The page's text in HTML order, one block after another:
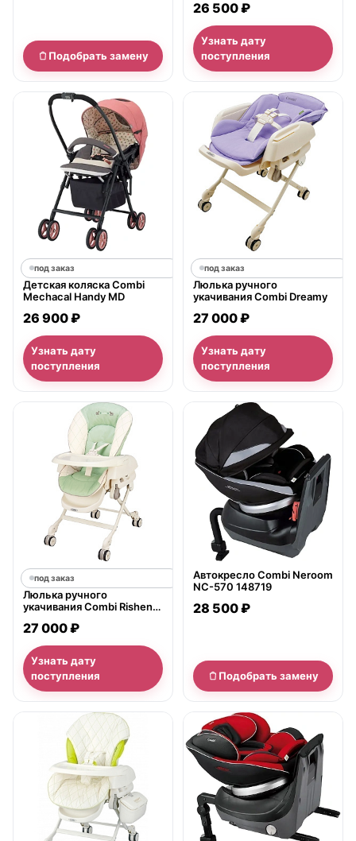
Подобрать замену
26 500 ₽
Узнать дату
поступления
под заказ
Детская коляска Combi
Mechacal Handy MD
26 900 ₽
Узнать дату
поступления
под заказ
Люлька ручного
укачивания Combi Dreamy
27 000 ₽
Узнать дату
поступления
под заказ
Люлька ручного
укачивания Combi Rishena
27 000 ₽
Узнать дату
поступления
нет в продаже
Автокресло Combi Neroom
NC-570 148719
28 500 ₽
Подобрать замену
нет в продаже